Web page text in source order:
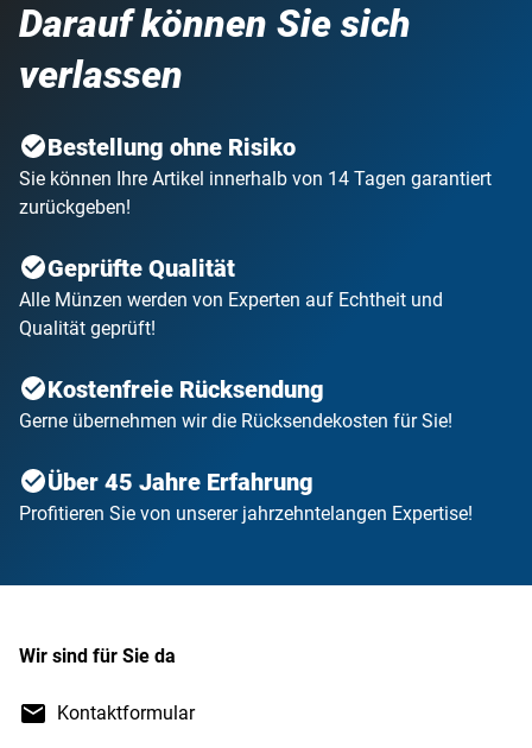
Darauf können Sie sich
verlassen
Bestellung ohne Risiko
Sie können Ihre Artikel innerhalb von 14 Tagen garantiert
zurückgeben!
Geprüfte Qualität
Alle Münzen werden von Experten auf Echtheit und
Qualität geprüft!
Kostenfreie Rücksendung
Gerne übernehmen wir die Rücksendekosten für Sie!
Über 45 Jahre Erfahrung
Profitieren Sie von unserer jahrzehntelangen Expertise!
Wir sind für Sie da
Kontaktformular